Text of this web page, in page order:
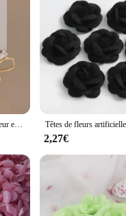
of classic elegance
motif, a symbol of French
these earrings are
versatility. The fleurs
be worn comfortably
a day out, these earrings
and quality construction
buying a piece of
Boucles d'oreilles créoles fleur en résine pour femmes, bijoux de déclaration, blanc carillon, marron, mode, gardénia, vente en gros, nouveau, 2024
2,27€